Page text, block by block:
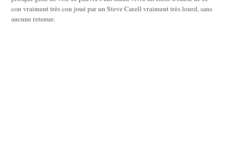
con vraiment très con joué par un Steve Carell vraiment très lourd, sans
aucune retenue.